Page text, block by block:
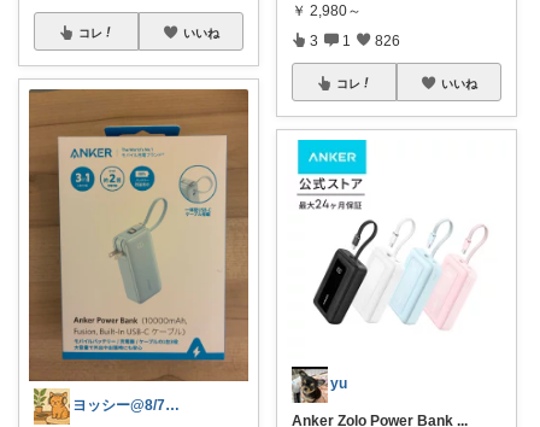
コレ いいね
ヨッシー@8/7経由購入感謝！
￥ 2,980～
3 1 826
コレ いいね
yu
Anker Zolo Power Bank ...